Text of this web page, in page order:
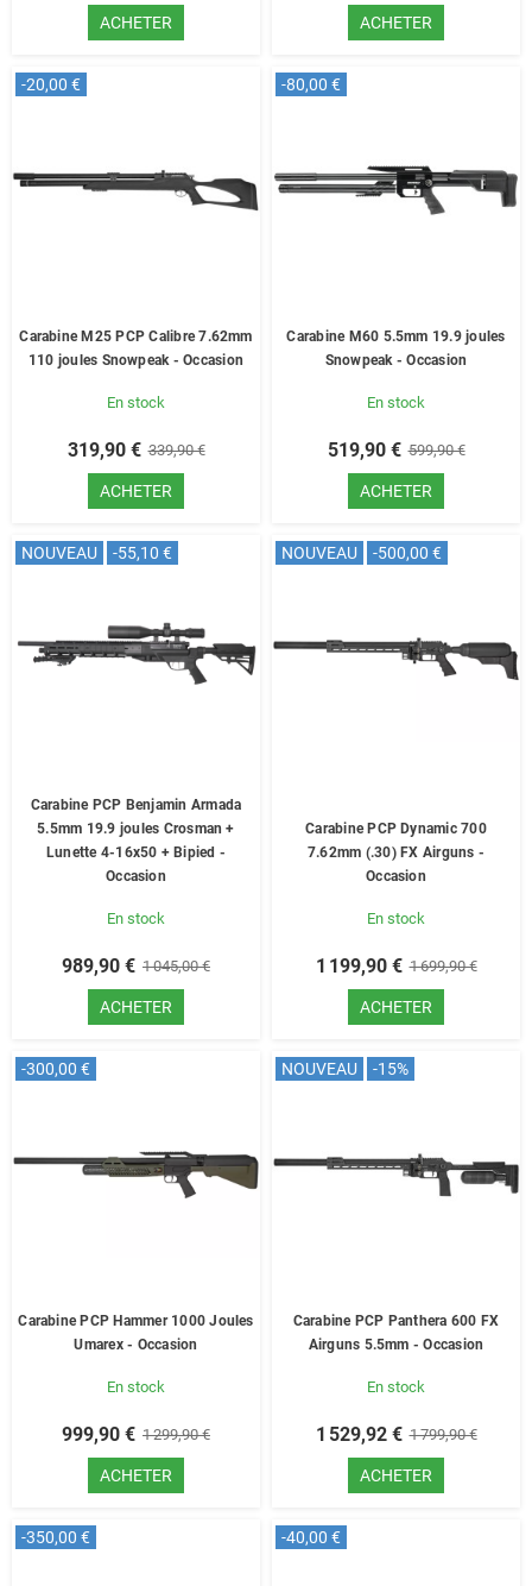
ACHETER ACHETER
-20,00 €
Carabine M25 PCP Calibre 7.62mm
110 joules Snowpeak - Occasion
En stock
319,90 € 339,90 €
ACHETER
-80,00 €
Carabine M60 5.5mm 19.9 joules
Snowpeak - Occasion
En stock
519,90 € 599,90 €
ACHETER
-55,10 €
NOUVEAU
Carabine PCP Benjamin Armada
5.5mm 19.9 joules Crosman +
Lunette 4-16x50 + Bipied -
Occasion
En stock
989,90 € 1 045,00 €
ACHETER
-500,00 €
NOUVEAU
Carabine PCP Dynamic 700
7.62mm (.30) FX Airguns -
Occasion
En stock
1 199,90 € 1 699,90 €
ACHETER
-300,00 €
Carabine PCP Hammer 1000 Joules
Umarex - Occasion
En stock
999,90 € 1 299,90 €
ACHETER
-15%
NOUVEAU
Carabine PCP Panthera 600 FX
Airguns 5.5mm - Occasion
En stock
1 529,92 € 1 799,90 €
ACHETER
-350,00 € -40,00 €